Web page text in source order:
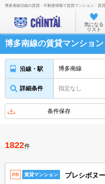
お部
博多南線沿線の賃貸・不動産情報で賃貸マンション・賃
気になる
リスト
博多南線の賃貸マンショ
沿線・駅 博多南線
詳細条件 指定なし
条件保存
1822件
PR 賃貸マンション プレシボヌ